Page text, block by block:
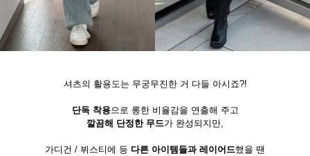
셔츠의 활용도는 무궁무진한 거 다들 아시죠?!
단독 착용으로 롱한 비율감을 연출해 주고
깔끔해 단정한 무드가 완성되지만,
가디건 / 뷔스티에 등 다른 아이템들과 레이어드했을 땐